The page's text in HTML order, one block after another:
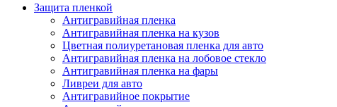
Защита пленкой
Антигравийная пленка
Антигравийная пленка на кузов
Цветная полиуретановая пленка для авто
Антигравийная пленка на лобовое стекло
Антигравийная пленка на фары
Ливреи для авто
Антигравийное покрытие